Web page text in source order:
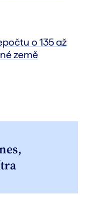
o 135 až
země